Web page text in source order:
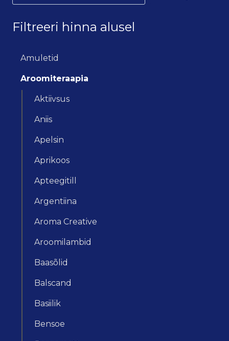
Filtreeri hinna alusel
Amuletid
Aroomiteraapia
Aktiivsus
Aniis
Apelsin
Aprikoos
Apteegitill
Argentiina
Aroma Creative
Aroomilambid
Baasõlid
Balscand
Basiilik
Bensoe